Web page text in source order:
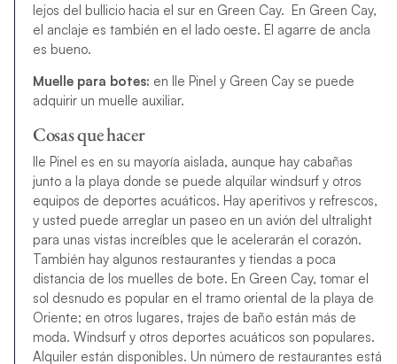
lejos del bullicio hacia el sur en Green Cay. En Green Cay,
el anclaje es también en el lado oeste. El agarre de ancla
es bueno.
Muelle para botes: en Ile Pinel y Green Cay se puede
adquirir un muelle auxiliar.
Cosas que hacer
Ile Pinel es en su mayoría aislada, aunque hay cabañas
junto a la playa donde se puede alquilar windsurf y otros
equipos de deportes acuáticos. Hay aperitivos y refrescos,
y usted puede arreglar un paseo en un avión del ultralight
para unas vistas increíbles que le acelerarán el corazón.
También hay algunos restaurantes y tiendas a poca
distancia de los muelles de bote. En Green Cay, tomar el
sol desnudo es popular en el tramo oriental de la playa de
Oriente; en otros lugares, trajes de baño están más de
moda. Windsurf y otros deportes acuáticos son populares.
Alquiler están disponibles. Un número de restaurantes está